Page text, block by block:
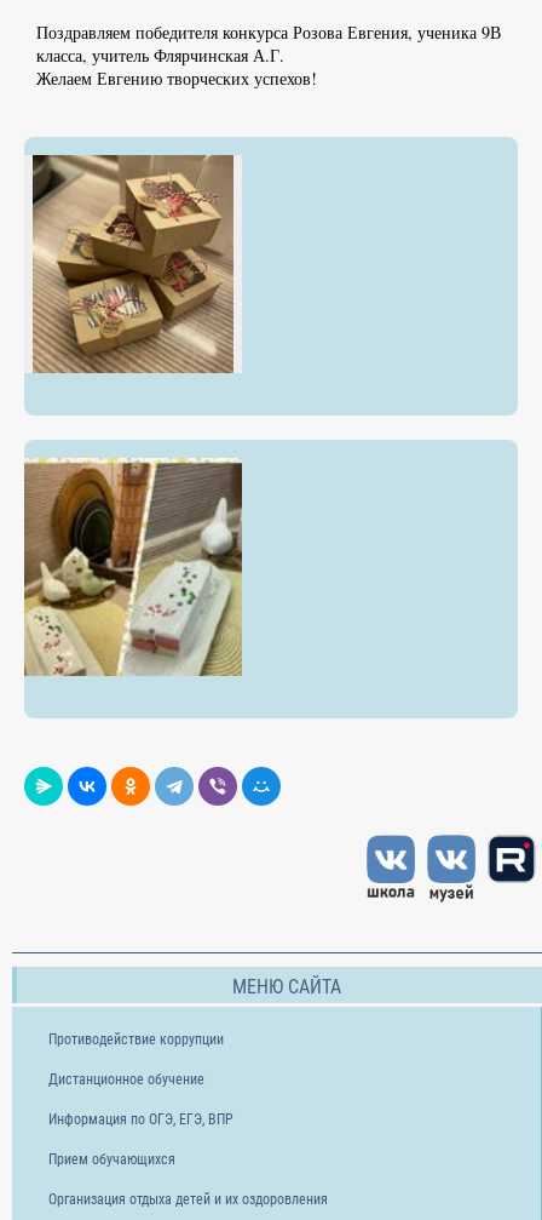
Поздравляем победителя конкурса Розова Евгения, ученика 9В
класса, учитель Флярчинская А.Г.
Желаем Евгению творческих успехов!
МЕНЮ САЙТА
Противодействие коррупции
Дистанционное обучение
Информация по ОГЭ, ЕГЭ, ВПР
Прием обучающихся
Организация отдыха детей и их оздоровления